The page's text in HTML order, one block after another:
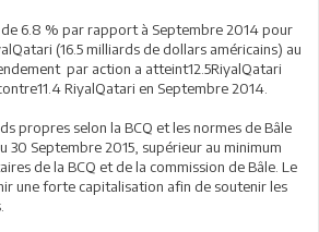
6.8 % par rapport à Septembre 2014 pour
(16.5 milliards de dollars américains) au
par action a atteint12.5RiyalQatari
RiyalQatari en Septembre 2014.
propres selon la BCQ et les normes de Bâle
30 Septembre 2015, supérieur au minimum
de la BCQ et de la commission de Bâle. Le
une forte capitalisation afin de soutenir les